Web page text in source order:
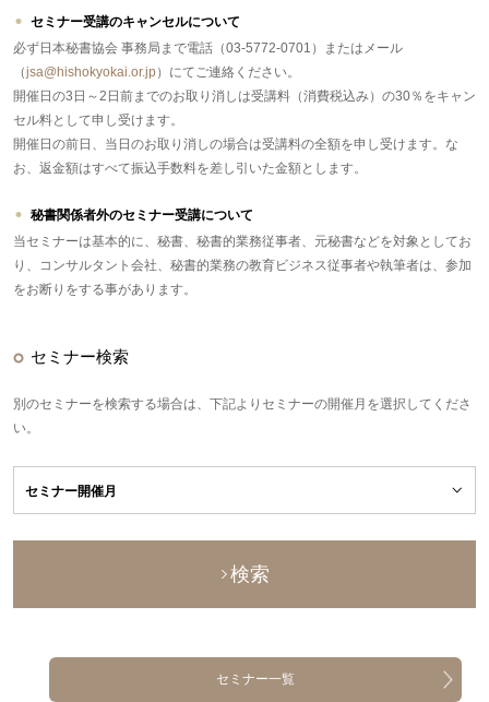
セミナー受講のキャンセルについて
必ず日本秘書協会 事務局まで電話（03-5772-0701）またはメール
（jsa@hishokyokai.or.jp）にてご連絡ください。
開催日の3日～2日前までのお取り消しは受講料（消費税込み）の30％をキャン
セル料として申し受けます。
開催日の前日、当日のお取り消しの場合は受講料の全額を申し受けます。な
お、返金額はすべて振込手数料を差し引いた金額とします。
秘書関係者外のセミナー受講について
当セミナーは基本的に、秘書、秘書的業務従事者、元秘書などを対象としてお
り、コンサルタント会社、秘書的業務の教育ビジネス従事者や執筆者は、参加
をお断りをする事があります。
セミナー検索
別のセミナーを検索する場合は、下記よりセミナーの開催月を選択してくださ
い。
検索
セミナー一覧